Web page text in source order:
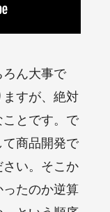
ん大事で
すが、絶対
とです。で
商品開発で
い。そこか
たのか逆算